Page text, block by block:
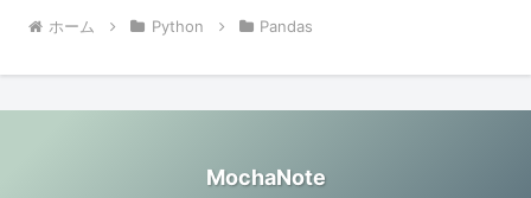
ホーム Python Pandas
MochaNote